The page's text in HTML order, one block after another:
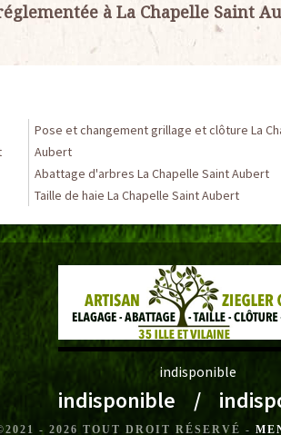
à La Chapelle Saint
Pose et changement grillage et clôture La
Aubert
Abattage d'arbres La Chapelle Saint Aubert
Taille de haie La Chapelle Saint Aubert
indisponible
indisponible /
- 2026 TOUT DROIT RÉSERVÉ -